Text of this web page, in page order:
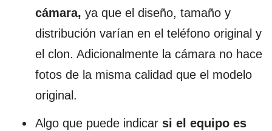
cámara, ya que el diseño, tamaño y
distribución varían en el teléfono original y
el clon. Adicionalmente la cámara no hace
fotos de la misma calidad que el modelo
original.
Algo que puede indicar si el equipo es